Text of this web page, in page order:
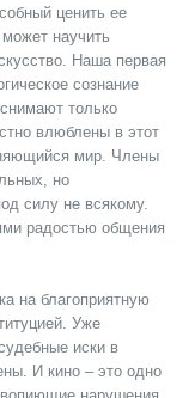
ценить ее
научить
Наша первая
сознание
только
влюблены в этот
мир. Члены
но
силу не всякому.
радостью общения
на благоприятную
Уже
иски в
И кино – это одно